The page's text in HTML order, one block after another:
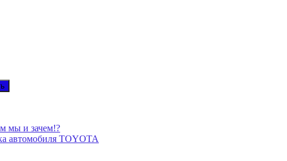
мы и зачем!?
автомобиля TOYOTA